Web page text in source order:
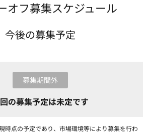
オフ募集スケジュール
今後の募集予定
募集期間外
の募集予定は未定です
時点の予定であり、市場環境等により募集を行わ